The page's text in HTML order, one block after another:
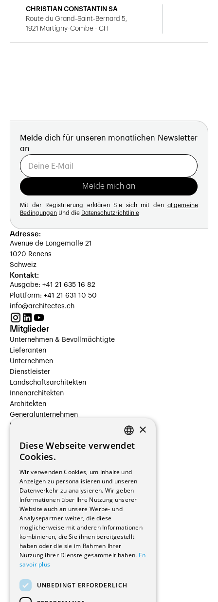
CHRISTIAN CONSTANTIN SA
Route du Grand-Saint-Bernard 5,
1921 Martigny-Combe - CH
Melde dich für unseren monatlichen Newsletter
an
Mit der Registrierung erklären Sie sich mit den allgemeine
Bedingungen Und die Datenschutzrichtlinie
Adresse:
Avenue de Longemalle 21
1020 Renens
Schweiz
Kontakt:
Ausgabe: +41 21 635 16 82
Plattform: +41 21 631 10 50
info@architectes.ch
Mitglieder
Unternehmen & Bevollmächtigte
Lieferanten
Unternehmen
Dienstleister
Landschaftsarchitekten
Innenarchitekten
Architekten
Generalunternehmen
Beauftragte Unternehmen
Hersteller/Lieferanten
Bauherrschaften
Immobilienverwaltungsgesellschaften
Stockwerkeigentum
Reportagen
Wohnungen
Renovierungen
Innere Umbauten
Gastgewerbe und Tourismus
Verwaltungsgebäude und Geschäfte
Schuleinrichtungen
Medizinische Einrichtungen
Kultur - Sport - Freizeit
Industrie - Handwerk
FRENCH
×
Diese Webseite verwendet
Cookies.
Wir verwenden Cookies, um Inhalte und
Anzeigen zu personalisieren und unseren
Datenverkehr zu analysieren. Wir geben
Informationen über Ihre Nutzung unserer
Website auch an unsere Werbe- und
Analysepartner weiter, die diese
möglicherweise mit anderen Informationen
kombinieren, die Sie ihnen bereitgestellt
haben oder die sie im Rahmen Ihrer
Nutzung ihrer Dienste gesammelt haben. En
savoir plus
UNBEDINGT ERFORDERLICH